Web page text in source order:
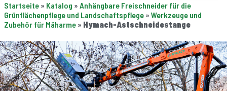
Startseite » Katalog » Anhängbare Freischneider für die
Grünflächenpflege und Landschaftspflege » Werkzeuge und
Zubehör für Mäharme » Hymach-Astschneidestange